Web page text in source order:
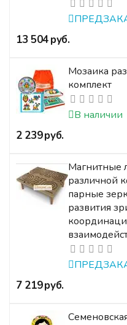
‍13 504‍руб.
Мозаика
комплект
В наличии
‍2 239‍руб.
Магнитные
различной
парные
развития
‍7 219‍руб.